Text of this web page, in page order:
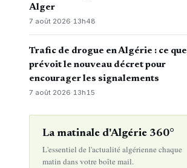
Alger
7 août 2026·13h48
Trafic de drogue en Algérie : ce que
prévoit le nouveau décret pour
encourager les signalements
7 août 2026· 13h15
La matinale d'Algérie 360°
L'essentiel de l'actualité algérienne chaque
matin dans votre boîte mail.